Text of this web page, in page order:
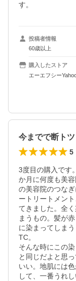
す。
投稿者情報
60歳以上
購入したストア
エーエフシー
今までで断トツ
5
3度目の購入です
か月に何度も美
の美容院のつな
ートリートメン
てきました。全
まうもの。髪が
に染まってしま
TC。
そんな時にこの
と同じだよと思
いい。地肌には
して、一番うれ